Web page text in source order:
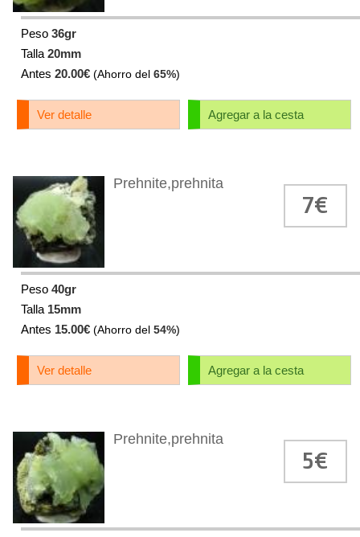
Peso 36gr
Talla 20mm
Antes 20.00€ (Ahorro del 65%)
Agregar a la cesta
Ver detalle
Prehnite,prehnita
7€
Peso 40gr
Talla 15mm
Antes 15.00€ (Ahorro del 54%)
Agregar a la cesta
Ver detalle
Prehnite,prehnita
5€